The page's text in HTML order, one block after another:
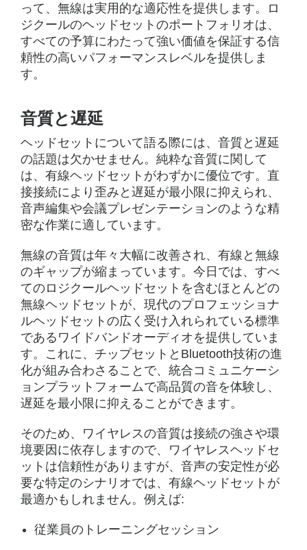
って、無線は実用的な適応性を提供します。ロ
ジクールのヘッドセットのポートフォリオは、
すべての予算にわたって強い価値を保証する信
頼性の高いパフォーマンスレベルを提供しま
す。
音質と遅延
ヘッドセットについて語る際には、音質と遅延
の話題は欠かせません。純粋な音質に関して
は、有線ヘッドセットがわずかに優位です。直
接接続により歪みと遅延が最小限に抑えられ、
音声編集や会議プレゼンテーションのような精
密な作業に適しています。
無線の音質は年々大幅に改善され、有線と無線
のギャップが縮まっています。今日では、すべ
てのロジクールヘッドセットを含むほとんどの
無線ヘッドセットが、現代のプロフェッショナ
ルヘッドセットの広く受け入れられている標準
であるワイドバンドオーディオを提供していま
す。これに、チップセットとBluetooth技術の進
化が組み合わさることで、統合コミュニケーシ
ョンプラットフォームで高品質の音を体験し、
遅延を最小限に抑えることができます。
そのため、ワイヤレスの音質は接続の強さや環
境要因に依存しますので、ワイヤレスヘッドセ
ットは信頼性がありますが、音声の安定性が必
要な特定のシナリオでは、有線ヘッドセットが
最適かもしれません。例えば:
従業員のトレーニングセッション